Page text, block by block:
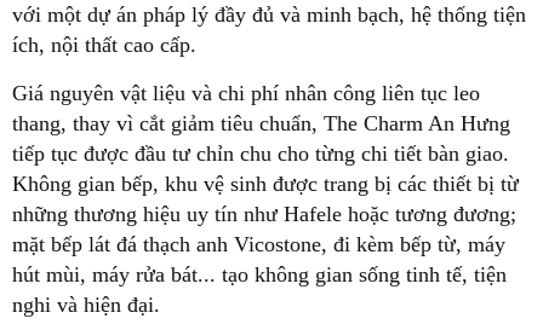
với một dự án pháp lý đầy đủ và minh bạch, hệ thống tiện
ích, nội thất cao cấp.
Giá nguyên vật liệu và chi phí nhân công liên tục leo
thang, thay vì cắt giảm tiêu chuẩn, The Charm An Hưng
tiếp tục được đầu tư chỉn chu cho từng chi tiết bàn giao.
Không gian bếp, khu vệ sinh được trang bị các thiết bị từ
những thương hiệu uy tín như Hafele hoặc tương đương;
mặt bếp lát đá thạch anh Vicostone, đi kèm bếp từ, máy
hút mùi, máy rửa bát... tạo không gian sống tinh tế, tiện
nghi và hiện đại.